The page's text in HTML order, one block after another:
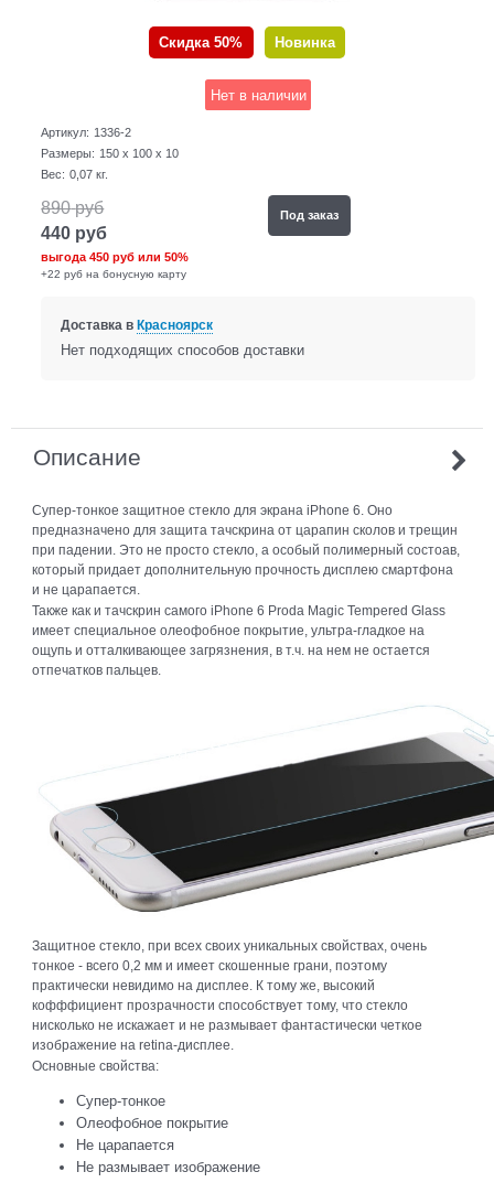
Скидка 50% Новинка
Нет в наличии
Артикул: 1336-2
Размеры: 150 x 100 x 10
Вес: 0,07 кг.
890 руб
440 руб
выгода450 руб или50%
+22 руб на бонусную карту
Под заказ
Доставка в Красноярск
Нет подходящих способов доставки
Описание
Супер-тонкое защитное стекло для экрана iPhone 6. Оно
предназначено для защита тачскрина от царапин сколов и трещин
при падении. Это не просто стекло, а особый полимерный состоав,
который придает дополнительную прочность дисплею смартфона
и не царапается.
Также как и тачскрин самого iPhone 6 Proda Magic Tempered Glass
имеет специальное олеофобное покрытие, ультра-гладкое на
ощупь и отталкивающее загрязнения, в т.ч. на нем не остается
отпечатков пальцев.
Защитное стекло, при всех своих уникальных свойствах, очень
тонкое - всего 0,2 мм и имеет скошенные грани, поэтому
практически невидимо на дисплее. К тому же, высокий
кофффициент прозрачности способствует тому, что стекло
нисколько не искажает и не размывает фантастически четкое
изображение на retina-дисплее.
Основные свойства:
Супер-тонкое
Олеофобное покрытие
Не царапается
Не размывает изображение